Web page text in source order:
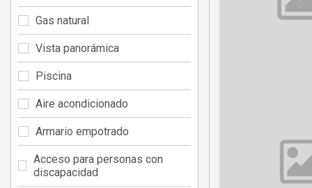
Gas natural
Vista panorámica
Piscina
Aire acondicionado
Armario empotrado
Acceso para personas con
discapacidad